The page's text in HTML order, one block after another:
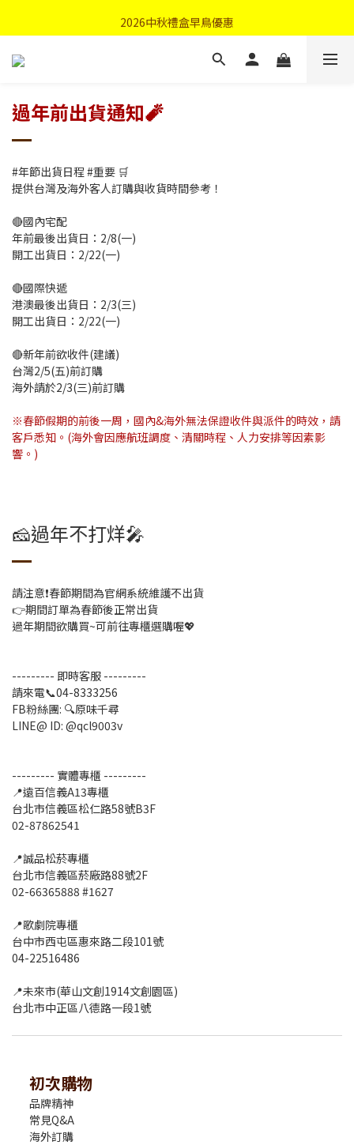
首購優惠輸入"N50"現折50元
2026中秋禮盒早鳥優惠
首購優惠輸入"N50"現折50元
過年前出貨通知🧨
#年節出貨日程 #重要 🛒
提供台灣及海外客人訂購與收貨時間參考！
🔴國內宅配
年前最後出貨日：2/8(一)
開工出貨日：2/22(一)
🔴國際快遞
港澳最後出貨日：2/3(三)
開工出貨日：2/22(一)
🔴新年前欲收件(建議)
台灣2/5(五)前訂購
海外請於2/3(三)前訂購
※春節假期的前後一周，國內&海外無法保證收件與派件的時效，請
客戶悉知。(海外會因應航班調度、清關時程、人力安排等因素影
響。)
🧀過年不打烊🎤
請注意❗️春節期間為官網系統維護不出貨
👉期間訂單為春節後正常出貨
過年期間欲購買~可前往專櫃選購喔💖
--------- 即時客服 ---------
請來電📞04-8333256
FB粉絲團: 🔍原味千尋
LINE@ ID: @qcl9003v
--------- 實體專櫃 ---------
📍遠百信義A13專櫃
台北市信義區松仁路58號B3F
02-87862541
📍誠品松菸專櫃
台北市信義區菸廠路88號2F
02-66365888 #1627
📍歌劇院專櫃
台中市西屯區惠來路二段101號
04-22516486
📍未來市(華山文創1914文創園區)
台北市中正區八德路一段1號
初次購物
品牌精神
常見Q&A
海外訂購